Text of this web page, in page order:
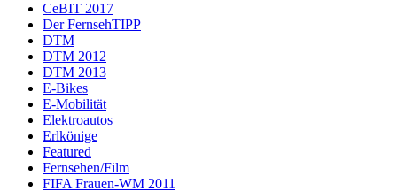
CeBIT 2017
Der FernsehTIPP
DTM
DTM 2012
DTM 2013
E-Bikes
E-Mobilität
Elektroautos
Erlkönige
Featured
Fernsehen/Film
FIFA Frauen-WM 2011